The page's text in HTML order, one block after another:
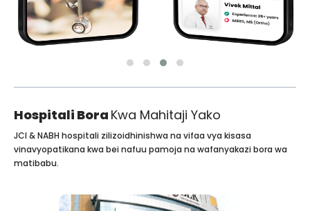
Hospitali Bora Kwa Mahitaji Yako
JCI & NABH hospitali zilizoidhinishwa na vifaa vya kisasa
vinavyopatikana kwa bei nafuu pamoja na wafanyakazi bora wa
matibabu.